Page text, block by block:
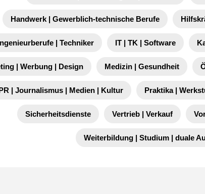
Handwerk | Gewerblich-technische Berufe
| Techniker IT | TK | Software
| Werbung | Design Medizin | Gesundheit
| Journalismus | Medien | Kultur Praktika |
Sicherheitsdienste Vertrieb | Verkauf
Weiterbildung | Studium | duale